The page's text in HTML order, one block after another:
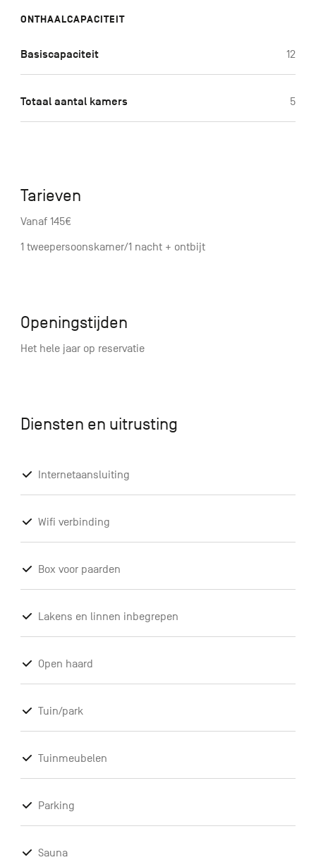
ONTHAALCAPACITEIT
Basiscapaciteit 12
Totaal aantal kamers 5
Tarieven
Vanaf 145€
1 tweepersoonskamer/1 nacht + ontbijt
Openingstijden
Het hele jaar op reservatie
Diensten en uitrusting
Internetaansluiting
Wifi verbinding
Box voor paarden
Lakens en linnen inbegrepen
Open haard
Tuin/park
Tuinmeubelen
Parking
Sauna